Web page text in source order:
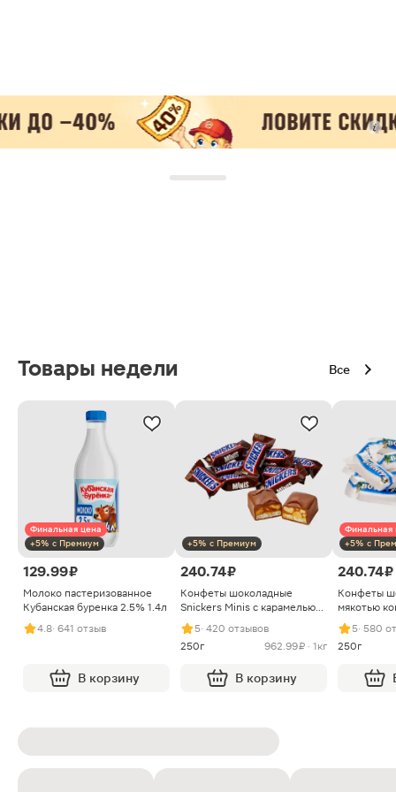
Товары недели Все
Финальная цена
+5% с Премиум
129.99 ₽
Молоко пастеризованное
Кубанская буренка 2.5% 1.4л
4.8· 641 отзыв
В корзину
+5% с Премиум
240.74 ₽
Конфеты шоколадные
Snickers Minis с карамелью
арахисом и нугой
5· 420 отзывов
250г
962.99 ₽ · 1кг
В корзину
Финальная
+5% с
240.74 ₽
Конфеты
мякотью
5· 580
250г